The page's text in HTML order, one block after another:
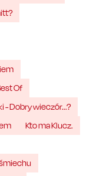
Of
- Dobry wieczór...?
Kto ma Klucz.
śmiechu